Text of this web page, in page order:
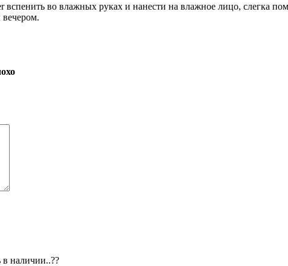
во влажных руках и нанести на влажное лицо, слегка
в наличии..??